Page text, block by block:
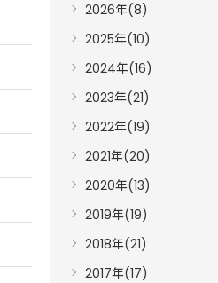
2026年(8)
2025年(10)
2024年(16)
2023年(21)
2022年(19)
2021年(20)
2020年(13)
2019年(19)
2018年(21)
2017年(17)